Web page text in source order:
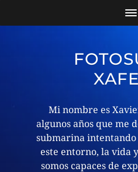
Mi nombre es
algunos años que me
submarina
este entorno, la vida
somos capaces de